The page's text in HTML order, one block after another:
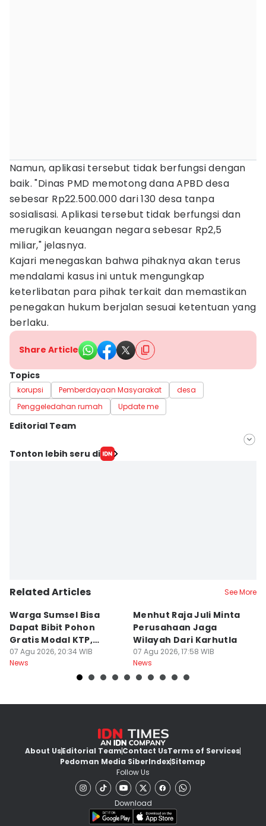
Namun, aplikasi tersebut tidak berfungsi dengan
baik. "Dinas PMD memotong dana APBD desa
sebesar Rp22.500.000 dari 130 desa tanpa
sosialisasi. Aplikasi tersebut tidak berfungsi dan
merugikan keuangan negara sebesar Rp2,5
miliar," jelasnya.
Kajari menegaskan bahwa pihaknya akan terus
mendalami kasus ini untuk mengungkap
keterlibatan para pihak terkait dan memastikan
penegakan hukum berjalan sesuai ketentuan yang
berlaku.
Share Article
Topics
korupsi Pemberdayaan Masyarakat
desa
Penggeledahan rumah
Update me
Editorial Team
Editor
Tonton lebih seru di
Related Articles See More
Warga Sumsel Bisa
Dapat Bibit Pohon
Gratis Modal KTP,
Menhut Beberkan
Caranya
07 Agu 2026, 20:34 WIB
News
Menhut Raja Juli Minta
Perusahaan Jaga
Wilayah Dari Karhutla
07 Agu 2026, 17:58 WIB
News
About UsEditorial TeamContact UsTerms of Services
Pedoman Media SiberIndexSitemap
Follow Us
Download